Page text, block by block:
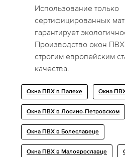
Использование только
сертифицированных
гарантирует
Производство окон ПВХ
строгим европейским
качества.
Окна ПВХ в Палехе Окна
Окна ПВХ в Лосино-Петровском
Окна ПВХ в Болеславеце
Окна ПВХ в Малоярославце